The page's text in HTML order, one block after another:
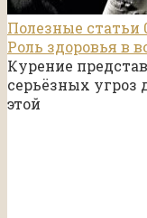
Полезные статьи
Роль здоровья в
Курение
серьёзных угроз
этой